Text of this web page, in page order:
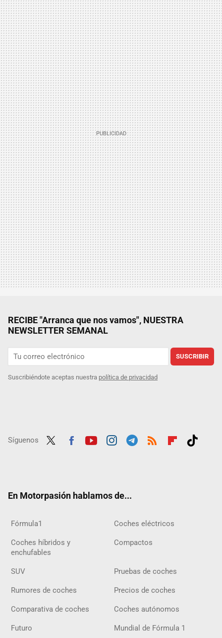
RECIBE "Arranca que nos vamos", NUESTRA
NEWSLETTER SEMANAL
SUSCRIBIR
Suscribiéndote aceptas nuestra política de privacidad
Síguenos
En Motorpasión hablamos de...
Fórmula1 Coches eléctricos
Coches híbridos y
enchufables
Compactos
SUV Pruebas de coches
Rumores de coches Precios de coches
Comparativa de coches Coches autónomos
Futuro Mundial de Fórmula 1